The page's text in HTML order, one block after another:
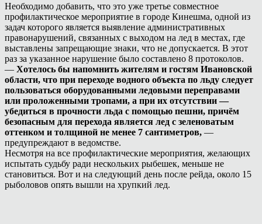
Необходимо добавить, что это уже третье совместное
профилактическое мероприятие в городе Кинешма, одной из
задач которого является выявление административных
правонарушений, связанных с выходом на лед в местах, где
выставлены запрещающие знаки, что не допускается. В этот
раз за указанное нарушение было составлено 8 протоколов.
— Хотелось бы напомнить жителям и гостям Ивановской
области, что при переходе водного объекта по льду следует
пользоваться оборудованными ледовыми переправами
или проложенными тропами, а при их отсутствии —
убедиться в прочности льда с помощью пешни, причём
безопасным для перехода является лед с зеленоватым
оттенком и толщиной не менее 7 сантиметров, —
предупреждают в ведомстве.
Несмотря на все профилактические мероприятия, желающих
испытать судьбу ради нескольких рыбешек, меньше не
становиться. Вот и на следующий день после рейда, около 15
рыболовов опять вышли на хрупкий лед.